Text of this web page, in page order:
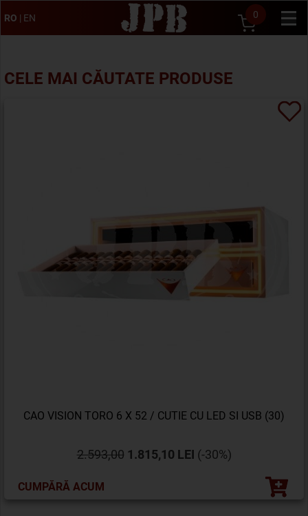
RO | EN 0
CELE MAI CĂUTATE PRODUSE
CAO VISION TORO 6 X 52 / CUTIE CU LED SI USB (30)
2.593,00 1.815,10 LEI (-30%)
CUMPĂRĂ ACUM